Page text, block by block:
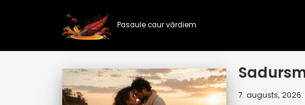
Pasaule caur vārdiem
7. augusts, 2026.